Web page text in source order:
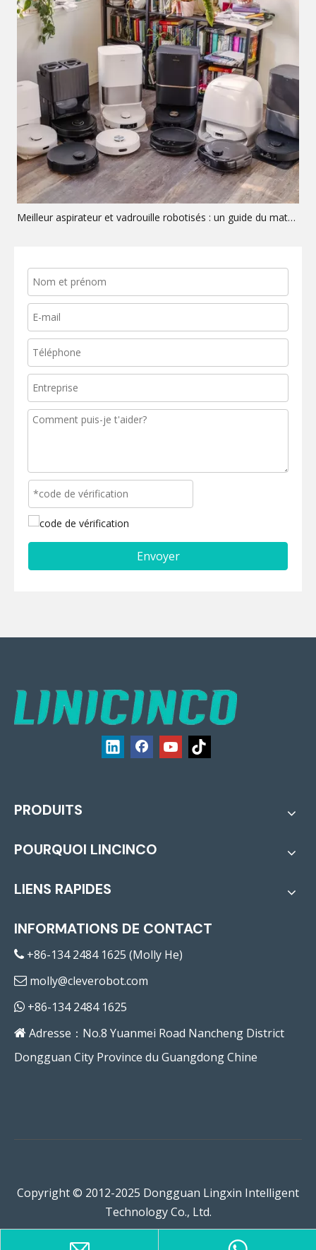
Meilleur aspirateur et vadrouille robotisés : un guide du matériel OEM
Envoyer
PRODUITS
POURQUOI LINCINCO
LIENS RAPIDES
INFORMATIONS DE CONTACT
 +86-134 2484 1625 (Molly He)
 molly@cleverobot.com
 +86-134 2484 1625
 Adresse：No.8 Yuanmei Road Nancheng District
Dongguan City Province du Guangdong Chine
Copyright © 2012-2025 Dongguan Lingxin Intelligent
Technology Co., Ltd.